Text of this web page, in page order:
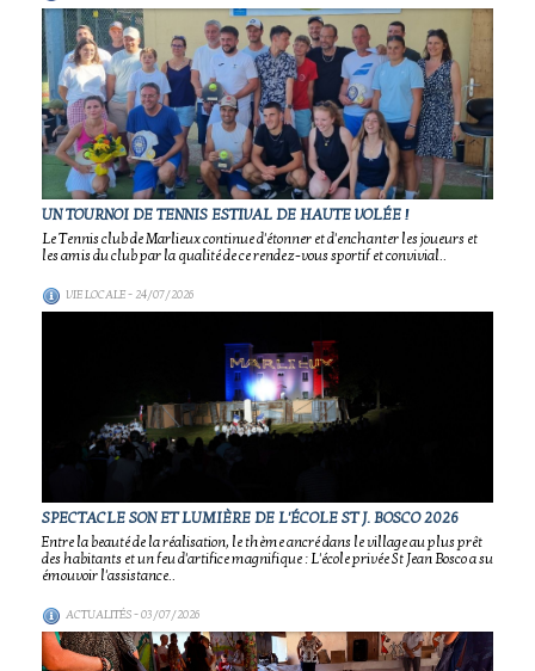
UN TOURNOI DE TENNIS ESTIVAL DE HAUTE VOLÉE !
Le Tennis club de Marlieux continue d'étonner et d'enchanter les joueurs et
les amis du club par la qualité de ce rendez-vous sportif et convivial..
VIE LOCALE- 24/07/2026
SPECTACLE SON ET LUMIÈRE DE L'ÉCOLE ST J. BOSCO 2026
Entre la beauté de la réalisation, le thème ancré dans le village au plus prêt
des habitants et un feu d'artifice magnifique : L'école privée St Jean Bosco a su
émouvoir l'assistance..
ACTUALITÉS- 03/07/2026